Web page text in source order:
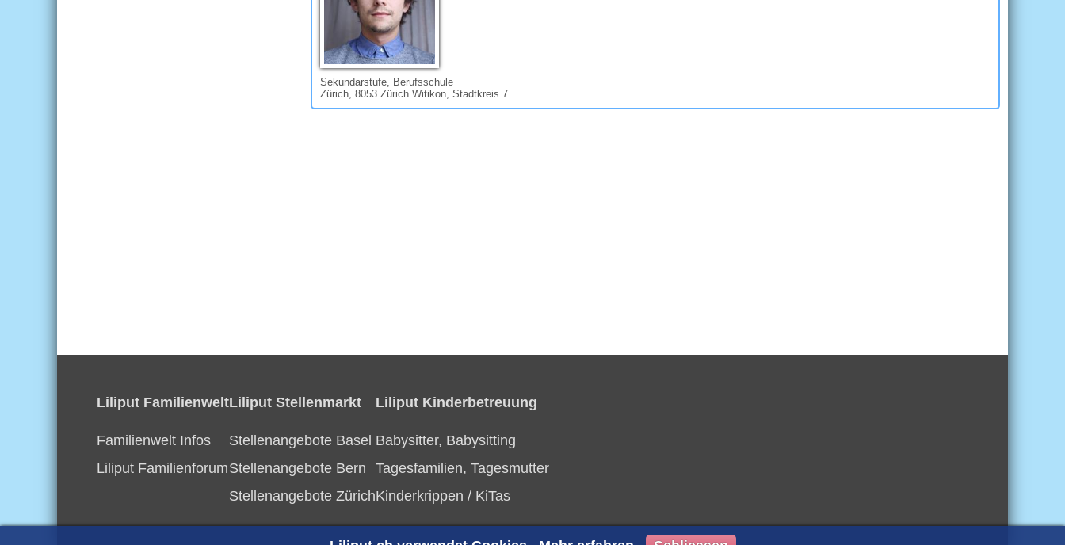
Sekundarstufe, Berufsschule
Zürich, 8053 Zürich Witikon, Stadtkreis 7
Liliput Familienwelt
Familienwelt Infos
Liliput Familienforum
Liliput Stellenmarkt
Stellenangebote Basel
Stellenangebote Bern
Stellenangebote Zürich
Liliput Kinderbetreuung
Babysitter, Babysitting
Tagesfamilien, Tagesmutter
Kinderkrippen / KiTas